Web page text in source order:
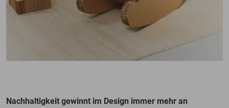
Nachhaltigkeit gewinnt im Design immer mehr an